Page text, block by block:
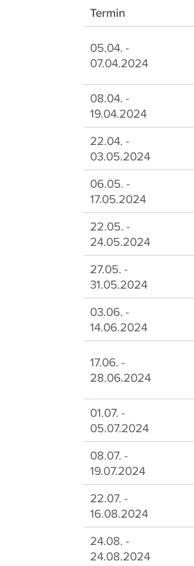
Termin
05.04. -
07.04.2024
08.04. -
19.04.2024
22.04. -
03.05.2024
06.05. -
17.05.2024
22.05. -
24.05.2024
27.05. -
31.05.2024
03.06. -
14.06.2024
17.06. -
28.06.2024
01.07. -
05.07.2024
08.07. -
19.07.2024
22.07. -
16.08.2024
24.08. -
24.08.2024